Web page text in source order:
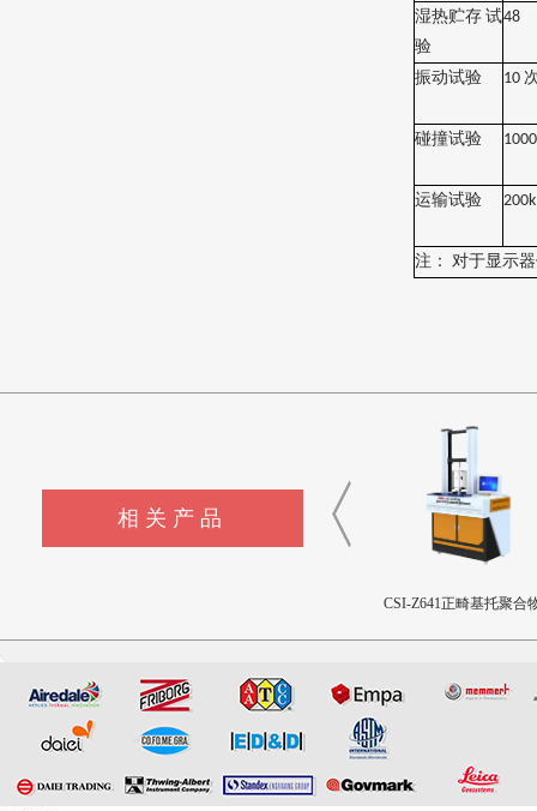
湿热贮存 试
验
48
振动试验 10
碰撞试验
运输试验
注： 对于显示
相关产品
CSI-Z641正畸基托聚合
测试仪